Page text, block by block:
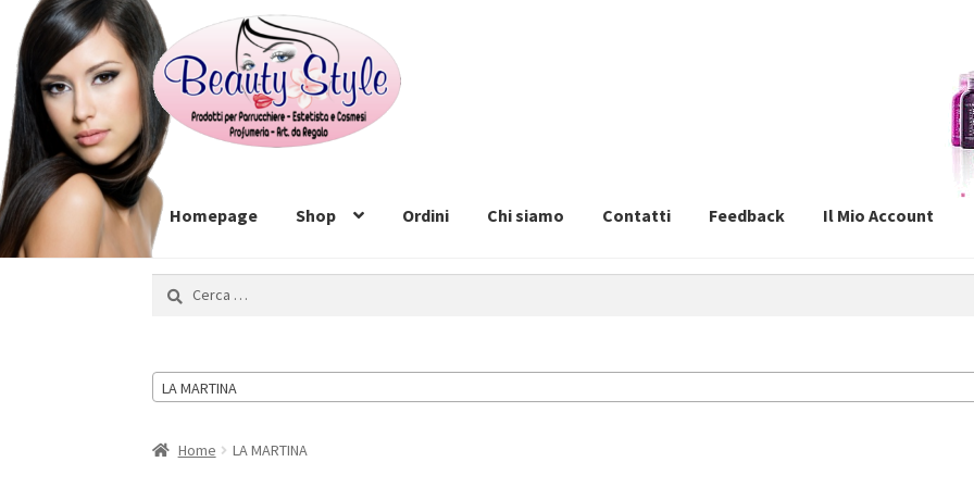
Vai
alla
navigazione
Vai
al
contenuto
Homepage Shop Ordini Chi siamo Contatti Feedback Il Mio Account
Ricerca
per:
LA MARTINA
Home LA MARTINA